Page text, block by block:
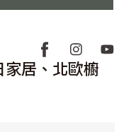
居、北歐櫥